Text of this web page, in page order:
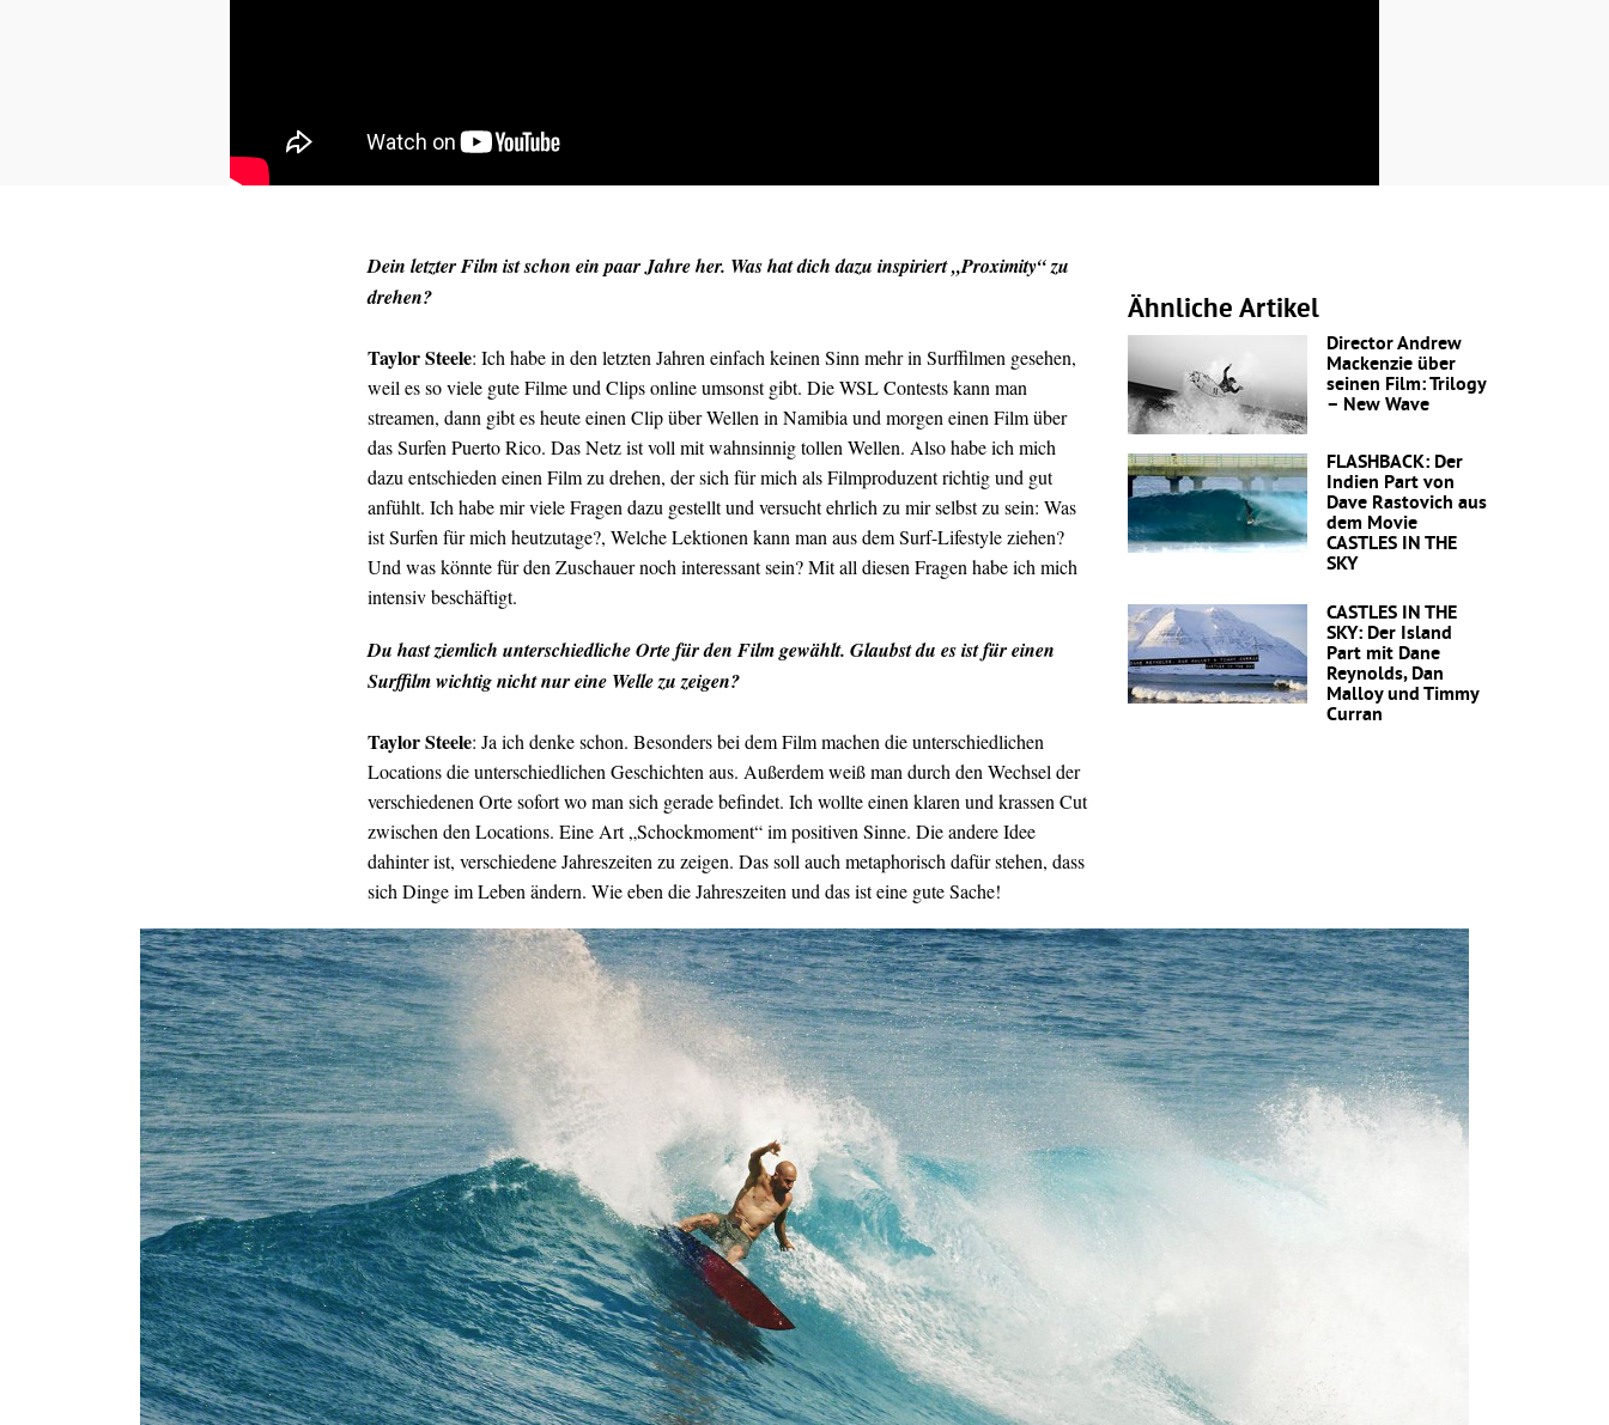
Dein letzter Film ist schon ein paar Jahre her. Was hat dich dazu inspiriert „Proximity“ zu
drehen?
Taylor Steele: Ich habe in den letzten Jahren einfach keinen Sinn mehr in Surffilmen gesehen,
weil es so viele gute Filme und Clips online umsonst gibt. Die WSL Contests kann man
streamen, dann gibt es heute einen Clip über Wellen in Namibia und morgen einen Film über
das Surfen Puerto Rico. Das Netz ist voll mit wahnsinnig tollen Wellen. Also habe ich mich
dazu entschieden einen Film zu drehen, der sich für mich als Filmproduzent richtig und gut
anfühlt. Ich habe mir viele Fragen dazu gestellt und versucht ehrlich zu mir selbst zu sein: Was
ist Surfen für mich heutzutage?, Welche Lektionen kann man aus dem Surf-Lifestyle ziehen?
Und was könnte für den Zuschauer noch interessant sein? Mit all diesen Fragen habe ich mich
intensiv beschäftigt.
Du hast ziemlich unterschiedliche Orte für den Film gewählt. Glaubst du es ist für einen
Surffilm wichtig nicht nur eine Welle zu zeigen?
Taylor Steele: Ja ich denke schon. Besonders bei dem Film machen die unterschiedlichen
Locations die unterschiedlichen Geschichten aus. Außerdem weiß man durch den Wechsel der
verschiedenen Orte sofort wo man sich gerade befindet. Ich wollte einen klaren und krassen Cut
zwischen den Locations. Eine Art „Schockmoment“ im positiven Sinne. Die andere Idee
dahinter ist, verschiedene Jahreszeiten zu zeigen. Das soll auch metaphorisch dafür stehen, dass
sich Dinge im Leben ändern. Wie eben die Jahreszeiten und das ist eine gute Sache!
Ähnliche Artikel
Director Andrew
Mackenzie über
seinen Film: Trilogy
– New Wave
FLASHBACK: Der
Indien Part von
Dave Rastovich aus
dem Movie
CASTLES IN THE
SKY
CASTLES IN THE
SKY: Der Island
Part mit Dane
Reynolds, Dan
Malloy und Timmy
Curran